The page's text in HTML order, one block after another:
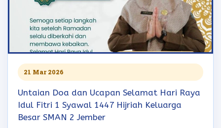
21 Mar 2026
Untaian Doa dan Ucapan Selamat Hari Raya
Idul Fitri 1 Syawal 1447 Hijriah Keluarga
Besar SMAN 2 Jember